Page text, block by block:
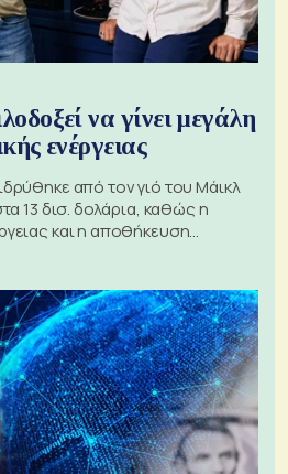
να γίνει μεγάλη
ενέργειας
από τον γιό του Μάικλ
13 δισ. δολάρια, καθώς η
και η αποθήκευση